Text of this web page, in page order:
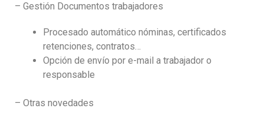
– Gestión Documentos trabajadores
Procesado automático nóminas, certificados
retenciones, contratos…
Opción de envío por e-mail a trabajador o
responsable
– Otras novedades